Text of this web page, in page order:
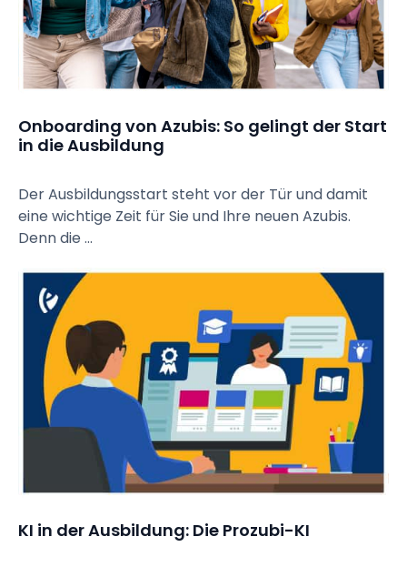
Onboarding von Azubis: So gelingt der Start
in die Ausbildung
Der Ausbildungsstart steht vor der Tür und damit
eine wichtige Zeit für Sie und Ihre neuen Azubis.
Denn die ...
KI in der Ausbildung: Die Prozubi-KI